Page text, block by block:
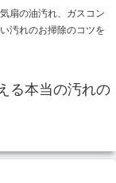
扇の油汚れ、ガスコン
汚れのお掃除のコツを
る本当の汚れの